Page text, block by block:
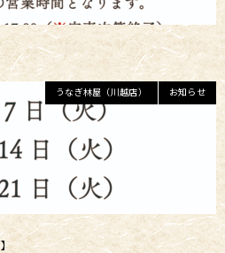
うなぎ林屋（川越店） お知らせ